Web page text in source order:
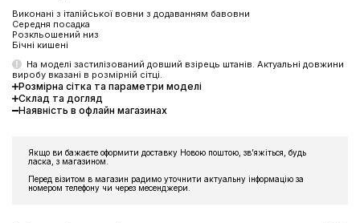
Виконані з італійської вовни з додаванням бавовни
Середня посадка
Розкльошений низ
Бічні кишені
На моделі застилізований довший взірець штанів. Актуальні довжини
виробу вказані в розмірній сітці.
Розмірна сітка та параметри моделі
Склад та догляд
Наявність в офлайн магазинах
Якщо ви бажаєте оформити доставку Новою поштою, звʼяжіться, будь
ласка, з магазином.
Перед візитом в магазин радимо уточнити актуальну інформацію за
номером телефону чи через месенджери.
Підпишіться на розсилку та отримайте доступ до знижки та
ексклюзивних пропозицій бренду